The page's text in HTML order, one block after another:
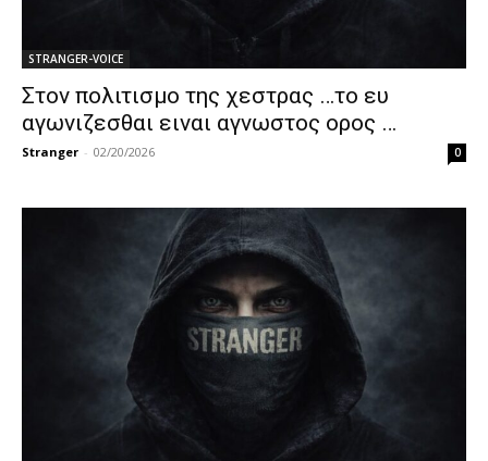
STRANGER-VOICE
Στον πολιτισμο της χεστρας …το ευ
αγωνιζεσθαι ειναι αγνωστος ορος …
Stranger - 02/20/2026 0